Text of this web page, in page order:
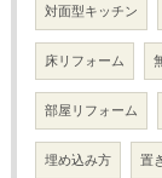
対面型キッチン
床リフォーム
部屋リフォーム
埋め込み方 置